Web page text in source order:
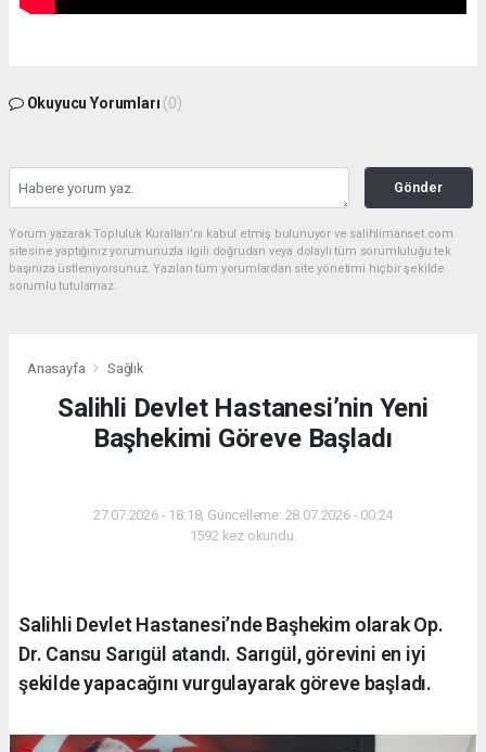
Okuyucu Yorumları (0)
Gönder
Yorum yazarak Topluluk Kuralları’nı kabul etmiş bulunuyor ve salihlimanset.com
sitesine yaptığınız yorumunuzla ilgili doğrudan veya dolaylı tüm sorumluluğu tek
başınıza üstleniyorsunuz. Yazılan tüm yorumlardan site yönetimi hiçbir şekilde
sorumlu tutulamaz.
Anasayfa Sağlık
Salihli Devlet Hastanesi’nin Yeni
Başhekimi Göreve Başladı
27.07.2026 - 18:18, Güncelleme: 28.07.2026 - 00:24
1592 kez okundu.
Salihli Devlet Hastanesi’nde Başhekim olarak Op.
Dr. Cansu Sarıgül atandı. Sarıgül, görevini en iyi
şekilde yapacağını vurgulayarak göreve başladı.